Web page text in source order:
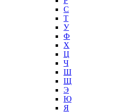
С
Т
У
Ф
Х
Ц
Ч
Ш
Щ
Э
Ю
Я